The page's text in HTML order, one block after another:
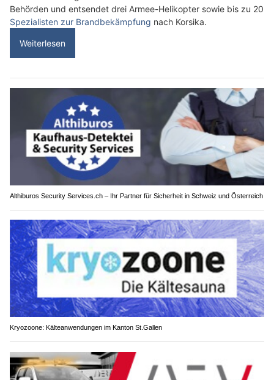
Behörden und entsendet drei Armee-Helikopter sowie bis zu 20
Spezialisten zur Brandbekämpfung nach Korsika.
Weiterlesen
Althiburos Security Services.ch – Ihr Partner für Sicherheit in Schweiz und Österreich
Kryozoone: Kälteanwendungen im Kanton St.Gallen